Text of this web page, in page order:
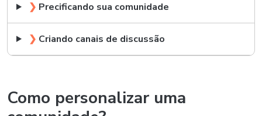
❯ Precificando sua comunidade
❯ Criando canais de discussão
Como personalizar uma